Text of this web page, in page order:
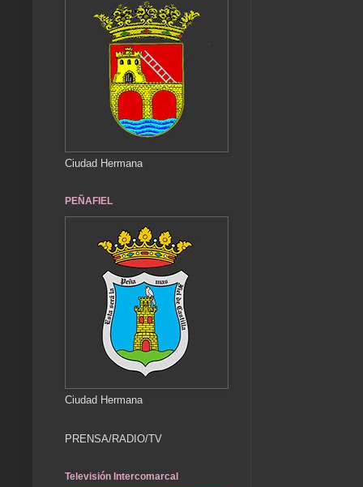
Ciudad Hermana
PEÑAFIEL
Ciudad Hermana
PRENSA/RADIO/TV
Televisión Intercomarcal